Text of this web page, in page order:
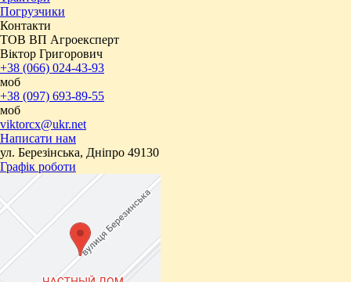
Погрузчики
Контакти
ТОВ ВП Агроексперт
Віктор Григорович
+38 (066) 024-43-93
моб
+38 (097) 693-89-55
моб
viktorcx@ukr.net
Написати нам
ул. Березінська, Дніпро 49130
Графік роботи